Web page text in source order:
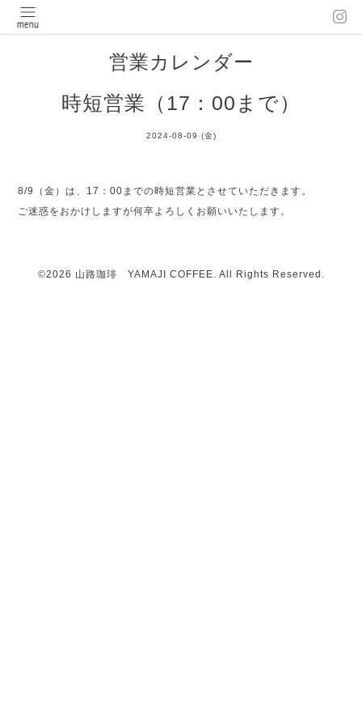
営業カレンダー
時短営業（17：00まで）
2024-08-09 (金)
8/9（金）は、17：00までの時短営業とさせていただきます。
ご迷惑をおかけしますが何卒よろしくお願いいたします。
©2026 山路珈琲 YAMAJI COFFEE. All Rights Reserved.